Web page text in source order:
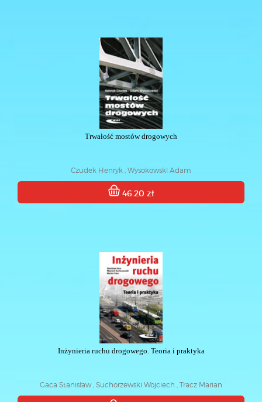
Trwałość mostów drogowych
Czudek Henryk , Wysokowski Adam
46.20 zł
Inżynieria ruchu drogowego. Teoria i praktyka
Gaca Stanisław , Suchorzewski Wojciech , Tracz Marian